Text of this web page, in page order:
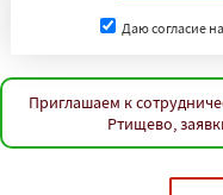
Даю согласие
Приглашаем к
Ртищево,